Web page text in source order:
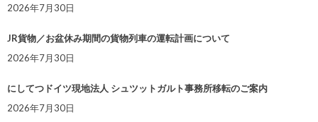
2026年7月30日
JR貨物／お盆休み期間の貨物列車の運転計画について
2026年7月30日
にしてつドイツ現地法人 シュツットガルト事務所移転のご案内
2026年7月30日